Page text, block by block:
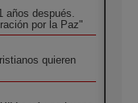
años después.
por la Paz"
quieren